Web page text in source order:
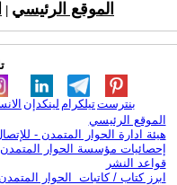
الموقع الرئيسي
لينكدإن تيلكرامبنترست
الموقع الرئيسي
هيئة ادارة الحوار المتمدن -
إحصائيات مؤسسة الحوار المتمدن
قواعد النشر
ابرز كتاب / كاتبات الحوار المتمدن